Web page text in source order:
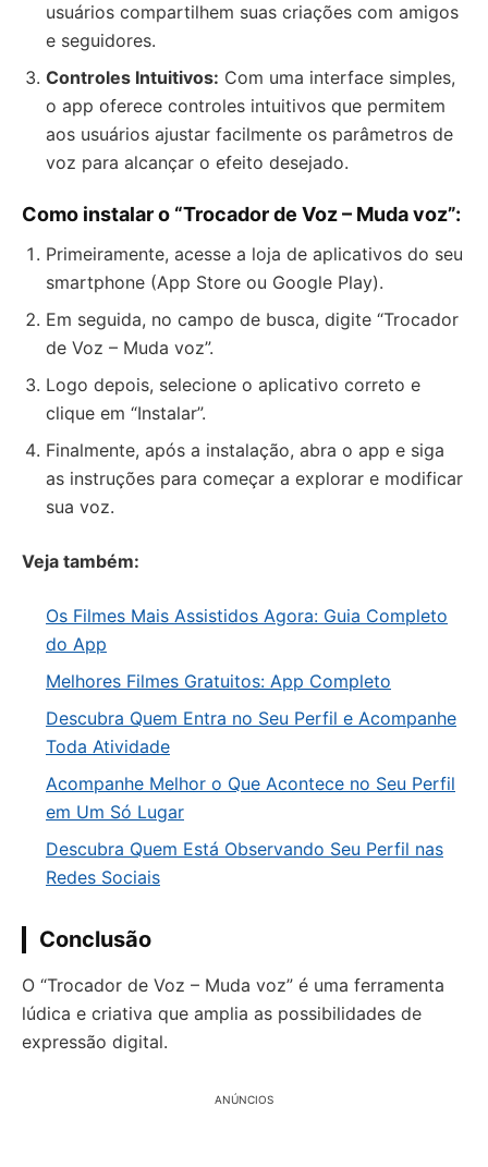
usuários compartilhem suas criações com amigos
e seguidores.
Controles Intuitivos: Com uma interface simples,
o app oferece controles intuitivos que permitem
aos usuários ajustar facilmente os parâmetros de
voz para alcançar o efeito desejado.
Como instalar o “Trocador de Voz – Muda voz”:
Primeiramente, acesse a loja de aplicativos do seu
smartphone (App Store ou Google Play).
Em seguida, no campo de busca, digite “Trocador
de Voz – Muda voz”.
Logo depois, selecione o aplicativo correto e
clique em “Instalar”.
Finalmente, após a instalação, abra o app e siga
as instruções para começar a explorar e modificar
sua voz.
Veja também:
Os Filmes Mais Assistidos Agora: Guia Completo
do App
Melhores Filmes Gratuitos: App Completo
Descubra Quem Entra no Seu Perfil e Acompanhe
Toda Atividade
Acompanhe Melhor o Que Acontece no Seu Perfil
em Um Só Lugar
Descubra Quem Está Observando Seu Perfil nas
Redes Sociais
Conclusão
O “Trocador de Voz – Muda voz” é uma ferramenta
lúdica e criativa que amplia as possibilidades de
expressão digital.
ANÚNCIOS